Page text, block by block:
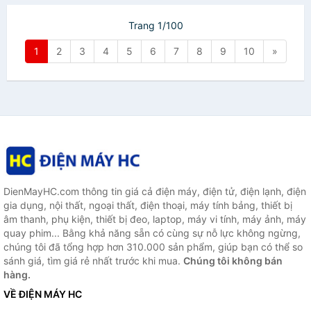
Trang 1/100
1 2 3 4 5 6 7 8 9 10 »
DienMayHC.com thông tin giá cả điện máy, điện tử, điện lạnh, điện
gia dụng, nội thất, ngoại thất, điện thoại, máy tính bảng, thiết bị
âm thanh, phụ kiện, thiết bị đeo, laptop, máy vi tính, máy ảnh, máy
quay phim... Bằng khả năng sẵn có cùng sự nỗ lực không ngừng,
chúng tôi đã tổng hợp hơn 310.000 sản phẩm, giúp bạn có thể so
sánh giá, tìm giá rẻ nhất trước khi mua. Chúng tôi không bán
hàng.
VỀ ĐIỆN MÁY HC